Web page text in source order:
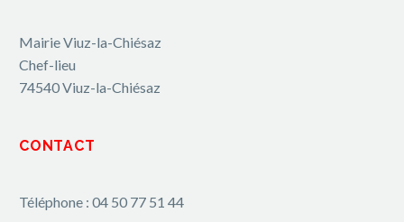
Mairie Viuz-la-Chiésaz
Chef-lieu
74540 Viuz-la-Chiésaz
CONTACT
Téléphone : 04 50 77 51 44